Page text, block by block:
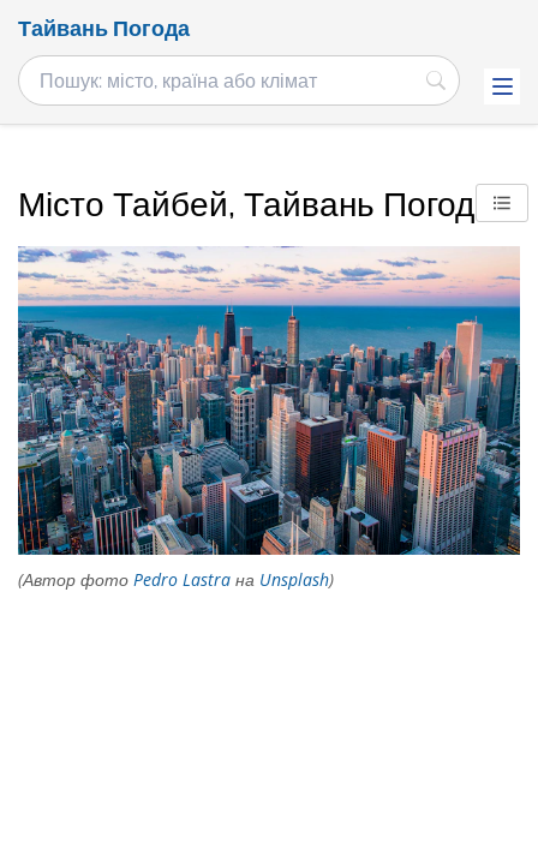
Тайвань Погода
Місто Тайбей, Тайвань Погода
(Автор фото Pedro Lastra на Unsplash)